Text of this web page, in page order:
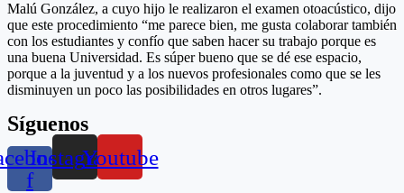
Malú González, a cuyo hijo le realizaron el examen otoacústico, dijo
que este procedimiento “me parece bien, me gusta colaborar también
con los estudiantes y confío que saben hacer su trabajo porque es
una buena Universidad. Es súper bueno que se dé ese espacio,
porque a la juventud y a los nuevos profesionales como que se les
disminuyen un poco las posibilidades en otros lugares”.
Síguenos
f
InstagramYoutube